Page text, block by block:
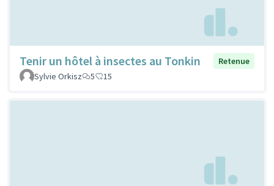
Tenir un hôtel à insectes au Tonkin
Retenue
Sylvie Orkisz
5 15